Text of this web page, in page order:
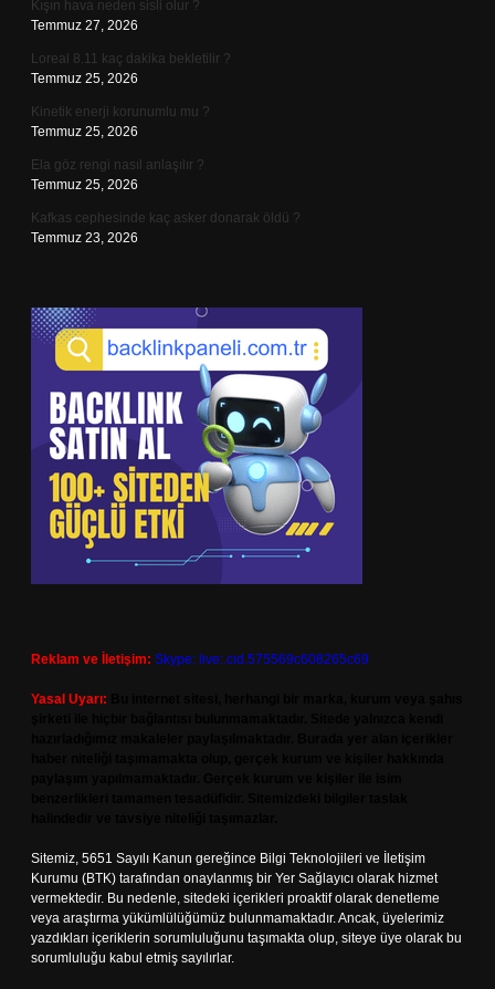
Kışın hava neden sisli olur ?
Temmuz 27, 2026
Loreal 8.11 kaç dakika bekletilir ?
Temmuz 25, 2026
Kinetik enerji korunumlu mu ?
Temmuz 25, 2026
Ela göz rengi nasıl anlaşılır ?
Temmuz 25, 2026
Kafkas cephesinde kaç asker donarak öldü ?
Temmuz 23, 2026
Reklam ve İletişim: Skype: live:.cid.575569c608265c69
Yasal Uyarı:
Sitemiz, 5651 Sayılı Kanun gereğince Bilgi Teknolojileri ve İletişim
Kurumu (BTK) tarafından onaylanmış bir Yer Sağlayıcı olarak hizmet
vermektedir. Bu nedenle, sitedeki içerikleri proaktif olarak denetleme
veya araştırma yükümlülüğümüz bulunmamaktadır. Ancak, üyelerimiz
yazdıkları içeriklerin sorumluluğunu taşımakta olup, siteye üye olarak bu
sorumluluğu kabul etmiş sayılırlar.